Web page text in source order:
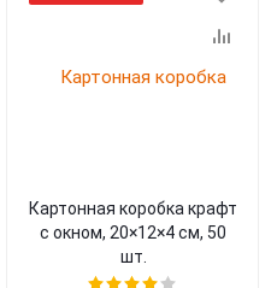
Картонная коробка крафт
с окном, 20×12×4 см, 50
шт.